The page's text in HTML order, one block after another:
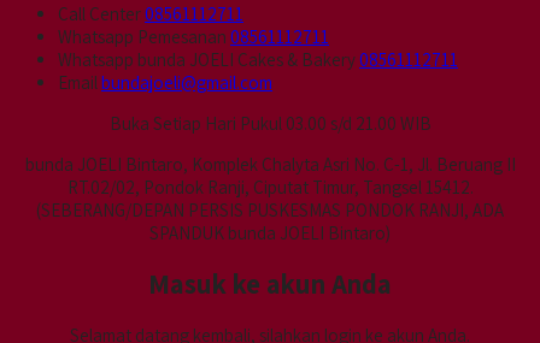
Call Center08561112711
Whatsapp Pemesanan 08561112711
Whatsapp bunda JOELI Cakes & Bakery08561112711
Email bundajoeli@gmail.com
Buka Setiap Hari Pukul 03.00 s/d 21.00 WIB
bunda JOELI Bintaro, Komplek Chalyta Asri No. C-1, Jl. Beruang II
RT.02/02, Pondok Ranji, Ciputat Timur, Tangsel 15412.
(SEBERANG/DEPAN PERSIS PUSKESMAS PONDOK RANJI, ADA
SPANDUK bunda JOELI Bintaro)
Masuk ke akun Anda
Selamat datang kembali, silahkan login ke akun Anda.